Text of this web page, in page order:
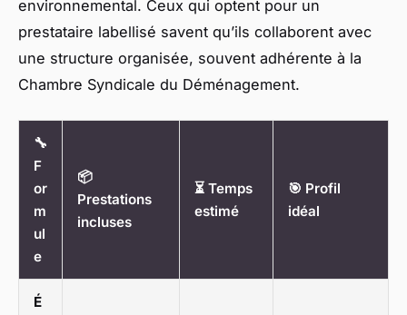
environnemental. Ceux qui optent pour un
prestataire labellisé savent qu’ils collaborent avec
une structure organisée, souvent adhérente à la
Chambre Syndicale du Déménagement.
🔧
F
or
m
ul
e
📦
Prestations
incluses
⏳ Temps
estimé
🎯 Profil
idéal
É